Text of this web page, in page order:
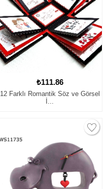
₺111.86
12 Farklı Romantik Söz ve Görsel
İ...